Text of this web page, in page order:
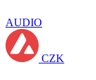
AUDIO
CZK